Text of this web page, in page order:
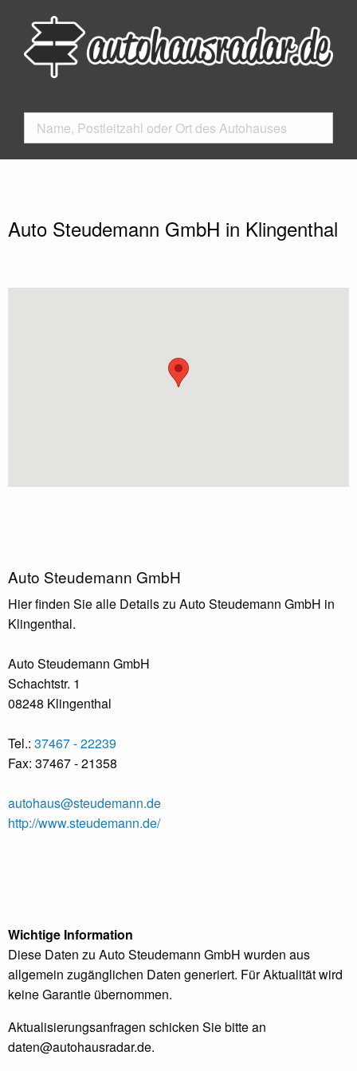
Auto Steudemann GmbH in Klingenthal
Auto Steudemann GmbH
Hier finden Sie alle Details zu Auto Steudemann GmbH in
Klingenthal.
Auto Steudemann GmbH
Schachtstr. 1
08248 Klingenthal
Tel.: 37467 - 22239
Fax: 37467 - 21358
autohaus@steudemann.de
http://www.steudemann.de/
Wichtige Information
Diese Daten zu Auto Steudemann GmbH wurden aus
allgemein zugänglichen Daten generiert. Für Aktualität wird
keine Garantie übernommen.
Aktualisierungsanfragen schicken Sie bitte an
daten@autohausradar.de.